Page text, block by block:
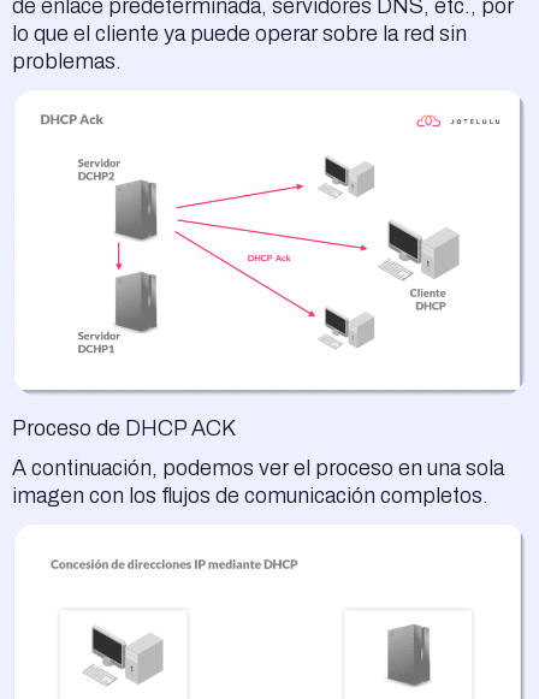
de enlace predeterminada, servidores DNS, etc., por
lo que el cliente ya puede operar sobre la red sin
problemas.
Proceso de DHCP ACK
A continuación, podemos ver el proceso en una sola
imagen con los flujos de comunicación completos.